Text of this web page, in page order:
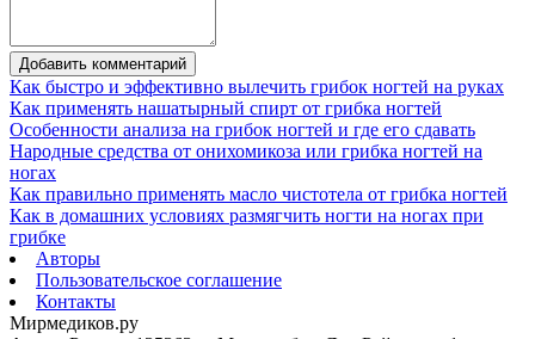
Добавить комментарий
Как быстро и эффективно вылечить грибок ногтей на руках
Как применять нашатырный спирт от грибка ногтей
Особенности анализа на грибок ногтей и где его сдавать
Народные средства от онихомикоза или грибка ногтей на
ногах
Как правильно применять масло чистотела от грибка ногтей
Как в домашних условиях размягчить ногти на ногах при
грибке
Авторы
Пользовательское соглашение
Контакты
Мирмедиков.ру